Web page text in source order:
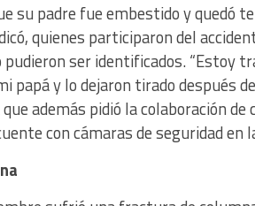
su padre fue embestido y quedó
quienes participaron del
ser identificados. “Estoy
papá y lo dejaron tirado después
además pidió la colaboración de
con cámaras de seguridad en